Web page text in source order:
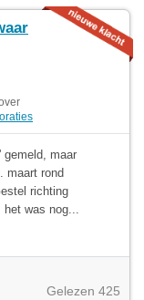
gemeld, maar
maart rond
richting
was nog...
Gelezen 425